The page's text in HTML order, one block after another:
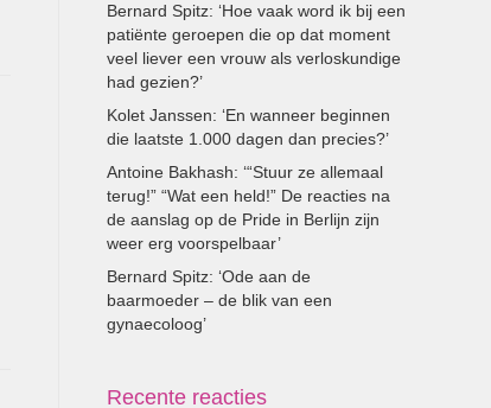
Bernard Spitz: ‘Hoe vaak word ik bij een
patiënte geroepen die op dat moment
veel liever een vrouw als verloskundige
had gezien?’
Kolet Janssen: ‘En wanneer beginnen
die laatste 1.000 dagen dan precies?’
Antoine Bakhash: ‘“Stuur ze allemaal
terug!” “Wat een held!” De reacties na
de aanslag op de Pride in Berlijn zijn
weer erg voorspelbaar’
Bernard Spitz: ‘Ode aan de
baarmoeder – de blik van een
gynaecoloog’
Recente reacties